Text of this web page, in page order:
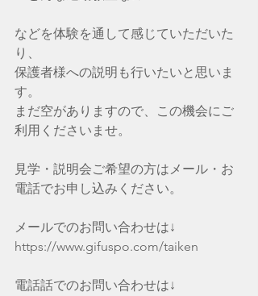
などを体験を通して感じていただいた
り、
保護者様への説明も行いたいと思いま
す。
まだ空がありますので、この機会にご
利用くださいませ。
見学・説明会ご希望の方はメール・お
電話でお申し込みください。
メールでのお問い合わせは↓
https://www.gifuspo.com/taiken
電話話でのお問い合わせは↓